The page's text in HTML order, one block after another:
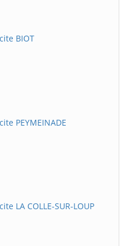
BIOT
PEYMEINADE
LA COLLE-SUR-LOUP